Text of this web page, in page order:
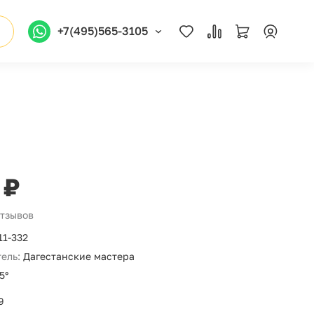
+7(495)565-3105
332
Дагестанские мастера